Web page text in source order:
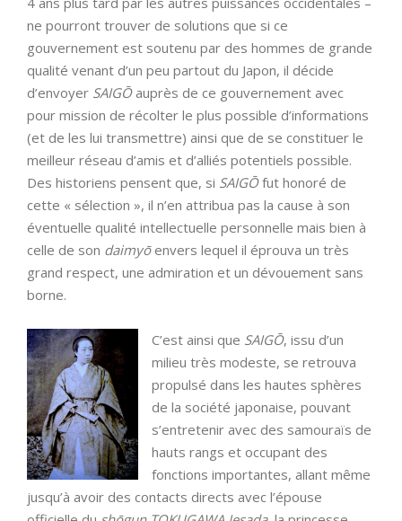
ne pourront trouver de solutions que si ce
gouvernement est soutenu par des hommes de grande
qualité venant d’un peu partout du Japon, il décide
d’envoyer SAIGŌauprès de ce gouvernement avec
pour mission de récolter le plus possible d’informations
(et de les lui transmettre) ainsi que de se constituer le
meilleur réseau d’amis et d’alliés potentiels possible.
Des historiens pensent que, si SAIGŌfut honoré de
cette « sélection », il n’en attribua pas la cause à son
éventuelle qualité intellectuelle personnelle mais bien à
celle de son daimyōenvers lequel il éprouva un très
grand respect, une admiration et un dévouement sans
borne.
C’est ainsi que SAIGŌ, issu d’un
milieu très modeste, se retrouva
propulsé dans les hautes sphères
de la société japonaise, pouvant
s’entretenir avec des samouraïs de
hauts rangs et occupant des
fonctions importantes, allant même
jusqu’à avoir des contacts directs avec l’épouse